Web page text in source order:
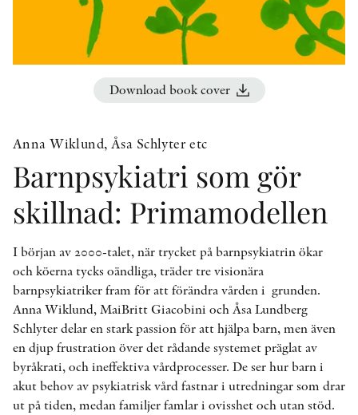
Download book cover
Anna Wiklund, Åsa Schlyter etc
Barnpsykiatri som gör
skillnad: Primamodellen
I början av 2000-talet, när trycket på barnpsykiatrin ökar
och köerna tycks oändliga, träder tre visionära
barnpsykiatriker fram för att förändra vården i ­ grunden.
Anna Wiklund, MaiBritt Giacobini och Åsa Lundberg
Schlyter delar en stark passion för att hjälpa barn, men även
en djup frustration över det rådande systemet präglat av
byråkrati, och ineffektiva vårdprocesser. De ser hur barn i
akut behov av psykiatrisk vård fastnar i utredningar som drar
ut på tiden, medan familjer famlar i ovisshet och utan stöd.